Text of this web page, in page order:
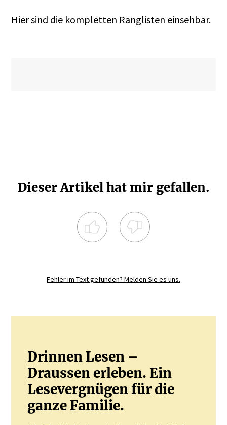
Hier sind die kompletten Ranglisten einsehbar.
Dieser Artikel hat mir gefallen.
Fehler im Text gefunden? Melden Sie es uns.
Drinnen Lesen –
Draussen erleben. Ein
Lesevergnügen für die
ganze Familie.